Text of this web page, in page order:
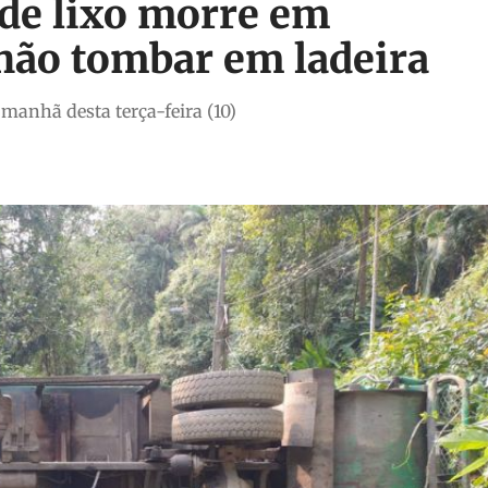
lixo morre em
tombar em ladeira
desta terça-feira (10)